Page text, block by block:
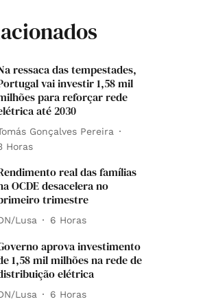
ressaca das tempestades,
vai investir 1,58 mil
para reforçar rede
até 2030
Gonçalves Pereira
Horas
real das famílias
OCDE desacelera no
trimestre
Lusa 6 Horas
aprova investimento
1,58 mil milhões na rede de
elétrica
Lusa 6 Horas